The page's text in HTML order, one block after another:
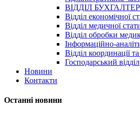
ВІДДІЛ
Відділ економічної
Відділ медичної
Відділ обробки
Інформаційно-
Відділ координації
Господарський відділ
Новини
Контакти
Останні новини